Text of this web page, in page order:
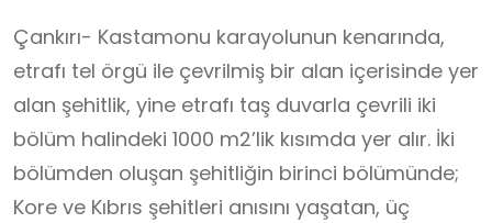
Çankırı- Kastamonu karayolunun kenarında,
etrafı tel örgü ile çevrilmiş bir alan içerisinde yer
alan şehitlik, yine etrafı taş duvarla çevrili iki
bölüm halindeki 1000 m2’lik kısımda yer alır. İki
bölümden oluşan şehitliğin birinci bölümünde;
Kore ve Kıbrıs şehitleri anısını yaşatan, üç